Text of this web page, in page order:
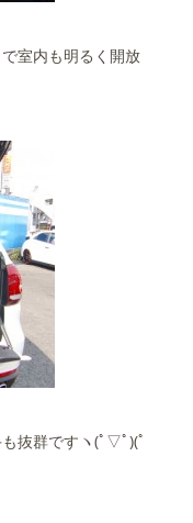
室内も明るく開放
抜群ですヽ(ﾟ▽ﾟ)(ﾟ